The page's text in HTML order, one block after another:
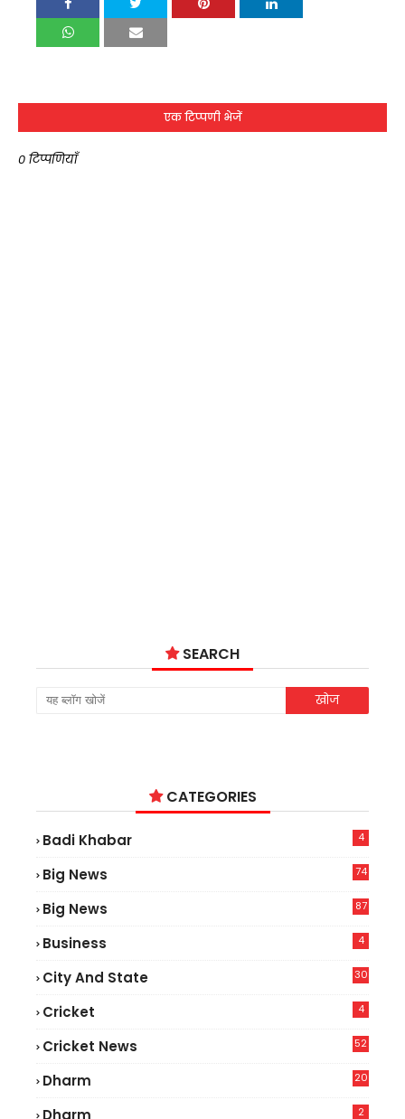
एक टिप्पणी भेजें
0 टिप्पणियाँ
SEARCH
CATEGORIES
Badi Khabar 4
Big News
74
Big News
87
Business 4
City And State 30
Cricket 4
Cricket News
52
Dharm 20
Dharm 2